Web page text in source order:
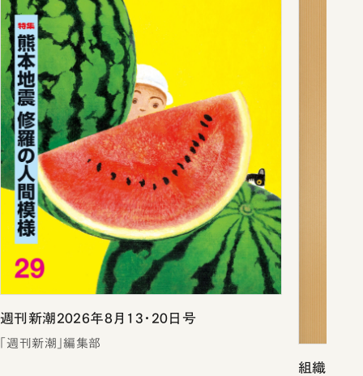
週刊新潮2026年8月13・20日号
「週刊新潮」編集部
組織の掟